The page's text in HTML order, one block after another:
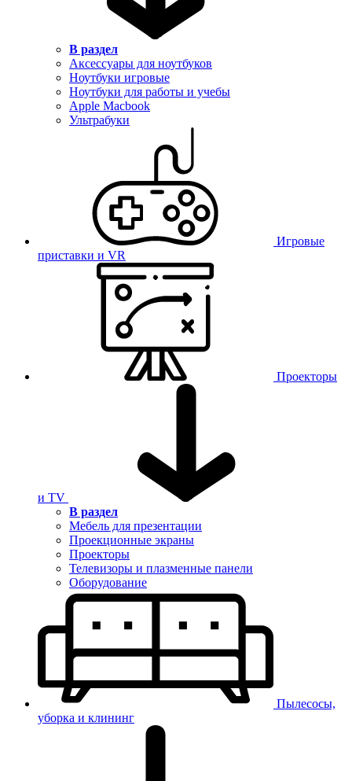
В раздел
Аксессуары для ноутбуков
Ноутбуки игровые
Ноутбуки для работы и учебы
Apple Macbook
Ультрабуки
Игровые
приставки и VR
Проекторы
и TV
В раздел
Мебель для презентации
Проекционные экраны
Проекторы
Телевизоры и плазменные панели
Оборудование
Пылесосы,
уборка и клининг